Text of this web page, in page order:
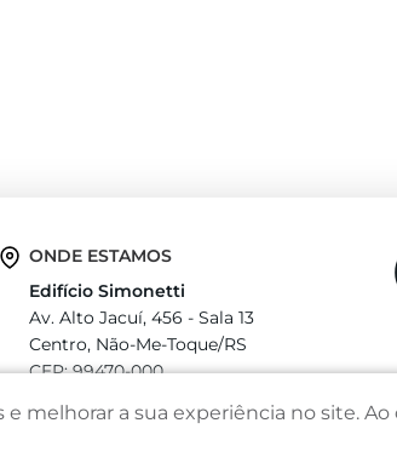
ONDE ESTAMOS
Edifício Simonetti
Av. Alto Jacuí, 456 - Sala 13
Centro, Não-Me-Toque/RS
CEP: 99470-000
melhorar a sua experiência no site.